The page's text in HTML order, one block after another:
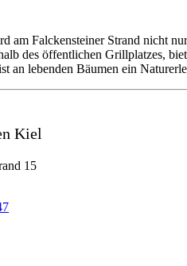
am Falckensteiner Strand nicht
des öffentlichen Grillplatzes,
an lebenden Bäumen ein
Kiel
15